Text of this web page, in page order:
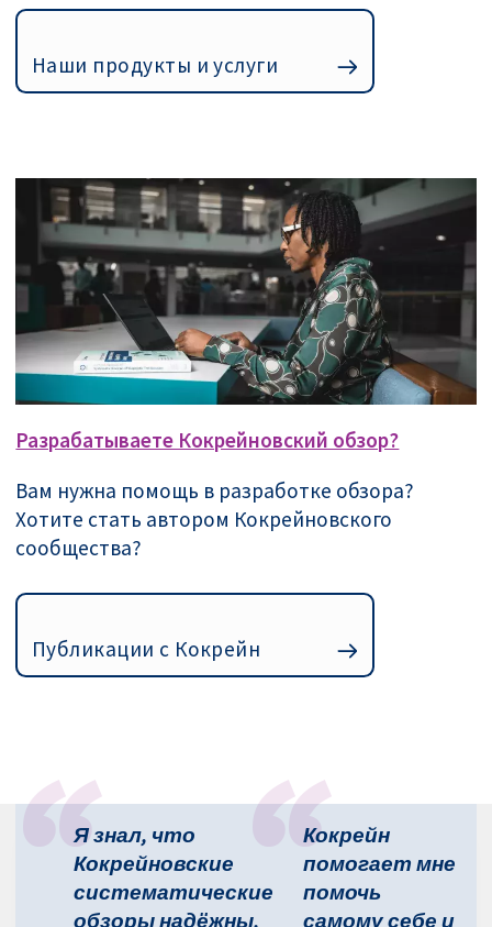
Наши продукты и услуги
Разрабатываете Кокрейновский обзор?
Вам нужна помощь в разработке обзора?
Хотите стать автором Кокрейновского
сообщества?
Публикации с Кокрейн
Я знал, что
Кокрейновские
систематические
обзоры надёжны,
Кокрейн
помогает мне
помочь
самому себе и